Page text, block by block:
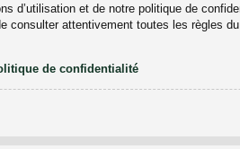
d’utilisation et de notre politique de
consulter attentivement toutes les règles
de confidentialité